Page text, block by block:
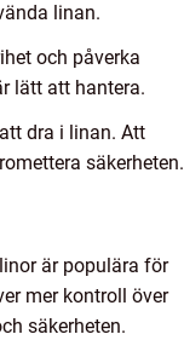
linan.
och påverka
lätt att hantera.
dra i linan. Att
säkerheten.
är populära för
mer kontroll över
säkerheten.